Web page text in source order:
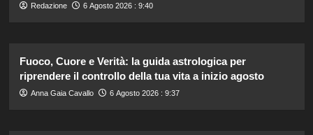
Redazione 6 Agosto 2026 : 9:40
Fuoco, Cuore e Verità: la guida astrologica per
riprendere il controllo della tua vita a inizio agosto
Anna Gaia Cavallo 6 Agosto 2026 : 9:37